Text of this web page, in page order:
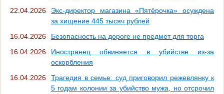
22.04.2026
Экс-директор магазина «Пятёрочка» осуждена
за хищение 445 тысяч рублей
16.04.2026
Безопасность на дороге не предмет для торга
16.04.2026
Иностранец обвиняется в убийстве из-за
оскорбления
16.04.2026
Трагедия в семье: суд приговорил режевлянку к
5 годам колонии за убийство мужа, но отсрочил